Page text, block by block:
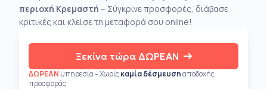
περιοχή Κρεμαστή – Σύγκρινε προσφορές, διάβασε
κριτικές και κλείσε τη μεταφορά σου online!
Ξεκίνα τώρα ΔΩΡΕΑΝ
ΔΩΡΕΑΝ υπηρεσία – Χωρίςκαμία δέσμευσηαποδοχής
προσφοράς